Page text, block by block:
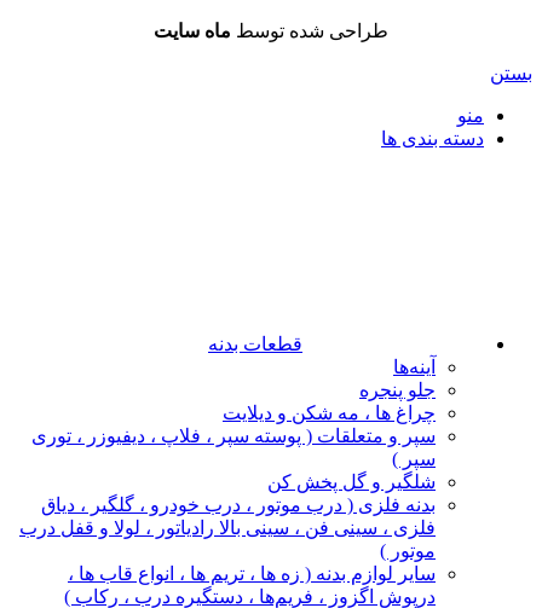
طراحی شده توسط ماه سایت
بستن
منو
دسته بندی ها
قطعات بدنه
آینه‌ها
جلو پنجره
چراغ‌ ها ، مه‌ شکن و دیلایت
سپر و متعلقات ( پوسته سپر ، فلاپ ، دیفیوزر ، توری
سپر )
شلگیر و گل‌ پخش‌ کن
بدنه فلزی ( درب موتور ، درب خودرو ، گلگیر ، دیاق
فلزی ، سینی فن ، سینی بالا رادیاتور ، لولا و قفل درب
موتور )
سایر لوازم بدنه ( زه ها ، تریم ها ، انواع قاب ها ،
درپوش اگزوز ، فریم‌ها ، دستگیره درب ، رکاب )